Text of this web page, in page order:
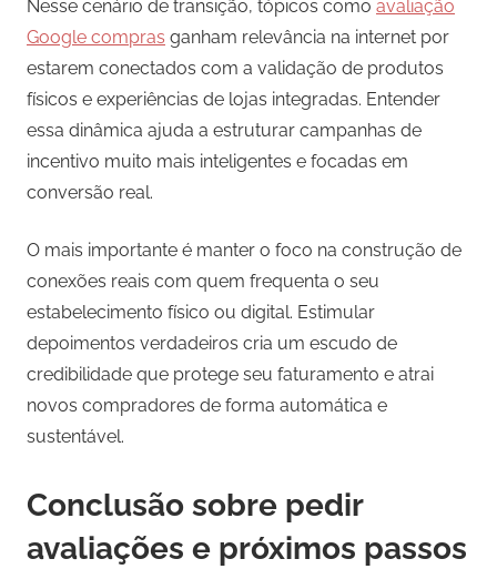
Nesse cenário de transição, tópicos como avaliação
Google compras ganham relevância na internet por
estarem conectados com a validação de produtos
físicos e experiências de lojas integradas. Entender
essa dinâmica ajuda a estruturar campanhas de
incentivo muito mais inteligentes e focadas em
conversão real.
O mais importante é manter o foco na construção de
conexões reais com quem frequenta o seu
estabelecimento físico ou digital. Estimular
depoimentos verdadeiros cria um escudo de
credibilidade que protege seu faturamento e atrai
novos compradores de forma automática e
sustentável.
Conclusão sobre pedir
avaliações e próximos passos